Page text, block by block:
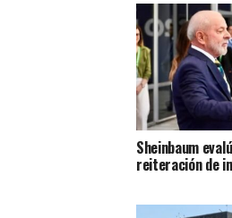
Sheinbaum
reiteración de